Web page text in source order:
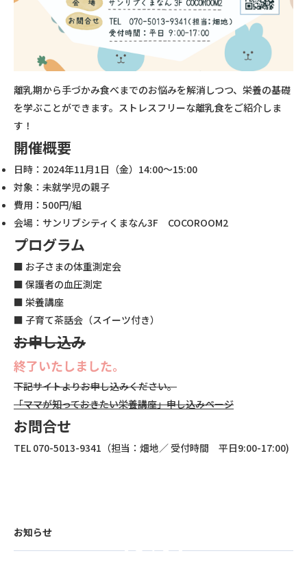
離乳期から手づかみ食べまでのお悩みを解消しつつ、栄養の基礎
を学ぶことができます。ストレスフリーな離乳食をご紹介しま
す！
開催概要
日時：2024年11月1日（金）14:00～15:00
対象：未就学児の親子
費用：500円/組
会場：サンリブシティくまなん3F COCOROOM2
プログラム
■ お子さまの体重測定会
■ 保護者の血圧測定
■ 栄養講座
■ 子育て茶話会（スイーツ付き）
お申し込み
終了いたしました。
下記サイトよりお申し込みください。
「ママが知っておきたい栄養講座」申し込みページ
お問合せ
TEL 070-5013-9341（担当：畑地／ 受付時間 平日9:00-17:00)
お知らせ